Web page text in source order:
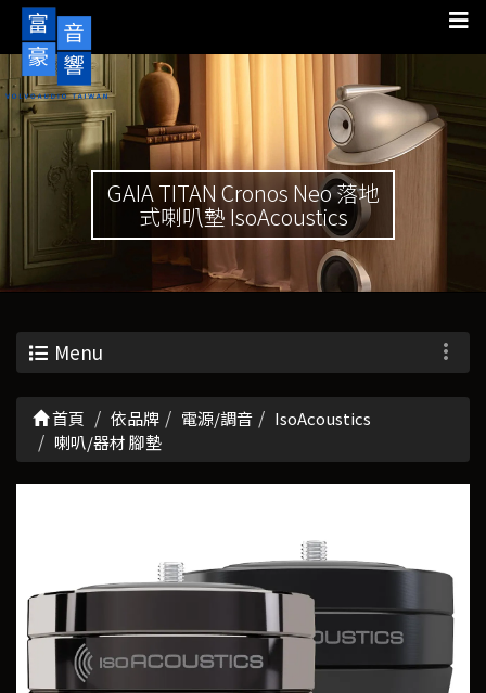
GAIA TITAN Cronos Neo 落地
式喇叭墊 IsoAcoustics
Menu
首頁 依品牌 電源/調音
IsoAcoustics
喇叭/器材 腳墊